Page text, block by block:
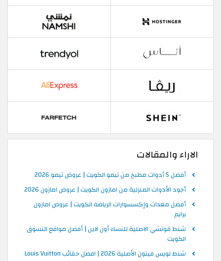
الاراء والمقالات
أفضل 5 أدوات مطبخ من تيمو الكويت | عروض تيمو 2026
أجود الأدوات المنزلية من امازون الكويت | عروض امازون 2026
أفضل معدات وإكسسوارات الرياضة الكويت | عروض امازون
برايم
شنط قوتشي الاصلية للنساء أون لاين | أفضل مواقع التسوق
الكويت
شنط لويس فيتون الأصلية 2026 | افضل حقائب Louis Vuitton